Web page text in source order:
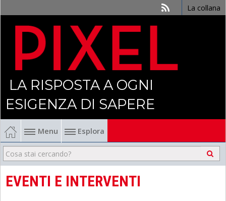
La collana
LA RISPOSTA A OGNI
ESIGENZA DI SAPERE
Menu Esplora
Economia
Management
EVENTI E INTERVENTI